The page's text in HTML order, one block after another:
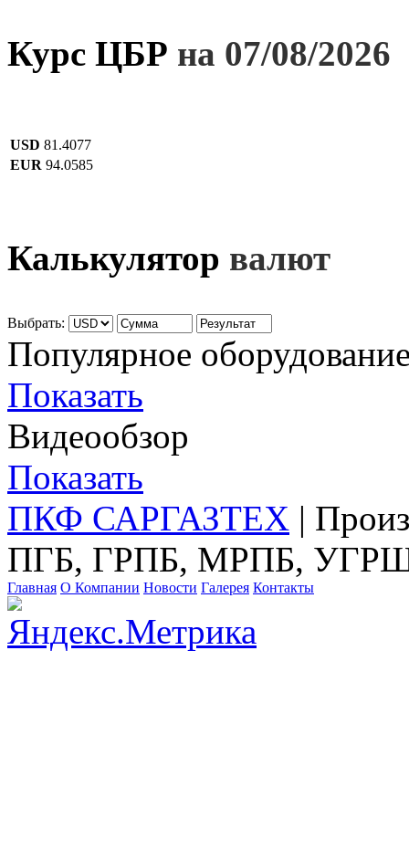
Курс ЦБР на 07/08/2026
USD 81.4077
EUR 94.0585
Калькулятор валют
Выбрать:
Популярное
Показать
Видеообзор
Показать
ПКФ САРГАЗТЕХ |
ПГБ, ГРПБ, МРПБ,
Главная О Компании Новости Галерея Контакты